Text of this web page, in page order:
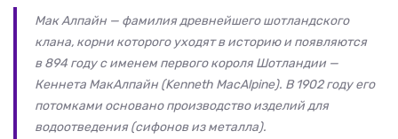
Мак Алпайн — фамилия древнейшего шотландского
клана, корни которого уходят в историю и появляются
в 894 году с именем первого короля Шотландии —
Кеннета МакАлпайн (Kenneth MacAlpine). В 1902 году его
потомками основано производство изделий для
водоотведения (сифонов из металла).